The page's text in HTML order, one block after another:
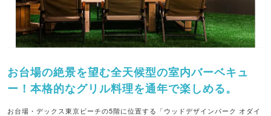
お台場の絶景を望む全天候型の室内バーベキュ
ー！本格的なグリル料理を通年で楽しめる。
お台場・デックス東京ビーチの5階に位置する「ウッドデザインパーク オダイ